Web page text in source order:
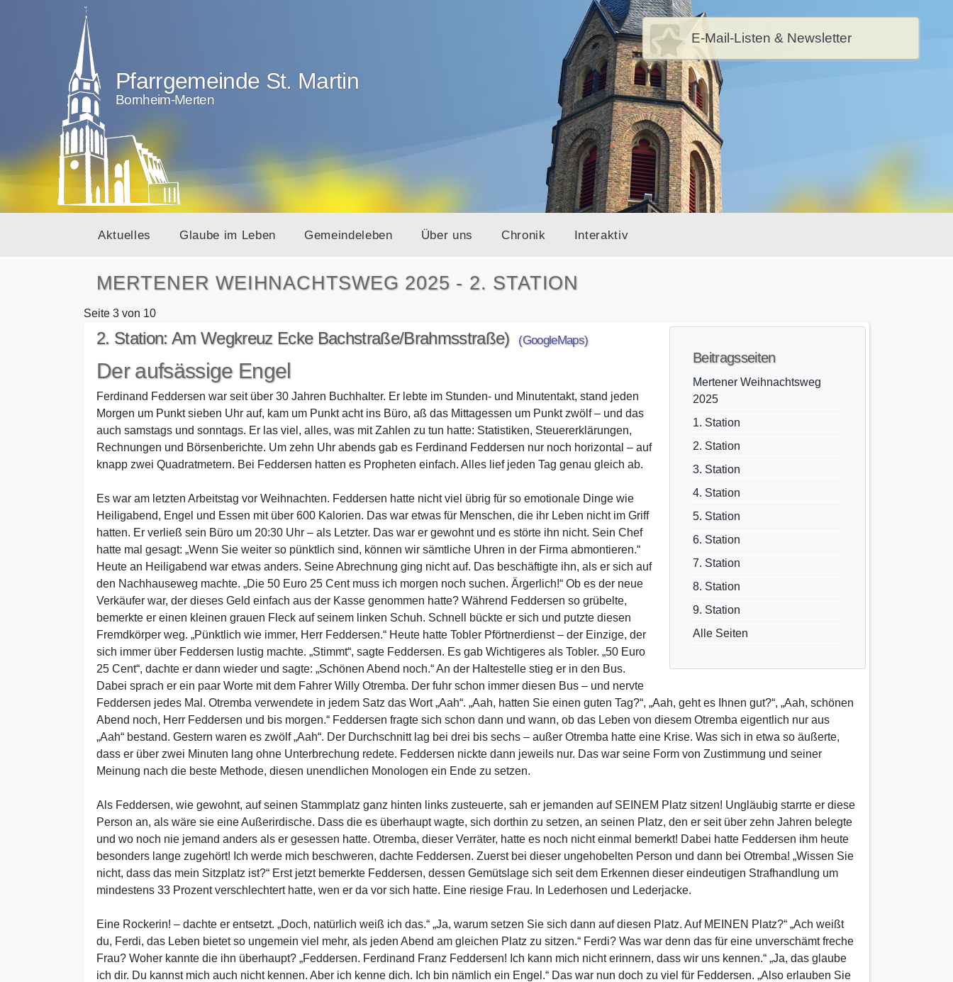
Pfarrgemeinde St. Martin
Bornheim-Merten
E-Mail-Listen & Newsletter
Aktuelles Glaube im Leben Gemeindeleben Über uns Chronik Interaktiv
MERTENER WEIHNACHTSWEG 2025 - 2. STATION
Beitragsseiten
Mertener Weihnachtsweg
2025
1. Station
2. Station
3. Station
4. Station
5. Station
6. Station
7. Station
8. Station
9. Station
Alle Seiten
Seite 3 von 10
2. Station: Am Wegkreuz Ecke Bachstraße/Brahmsstraße) (GoogleMaps)
Der aufsässige Engel
Ferdinand Feddersen war seit über 30 Jahren Buchhalter. Er lebte im Stunden- und Minutentakt, stand jeden
Morgen um Punkt sieben Uhr auf, kam um Punkt acht ins Büro, aß das Mittagessen um Punkt zwölf – und das
auch samstags und sonntags. Er las viel, alles, was mit Zahlen zu tun hatte: Statistiken, Steuererklärungen,
Rechnungen und Börsenberichte. Um zehn Uhr abends gab es Ferdinand Feddersen nur noch horizontal – auf
knapp zwei Quadratmetern. Bei Feddersen hatten es Propheten einfach. Alles lief jeden Tag genau gleich ab.
Es war am letzten Arbeitstag vor Weihnachten. Feddersen hatte nicht viel übrig für so emotionale Dinge wie
Heiligabend, Engel und Essen mit über 600 Kalorien. Das war etwas für Menschen, die ihr Leben nicht im Griff
hatten. Er verließ sein Büro um 20:30 Uhr – als Letzter. Das war er gewohnt und es störte ihn nicht. Sein Chef
hatte mal gesagt: „Wenn Sie weiter so pünktlich sind, können wir sämtliche Uhren in der Firma abmontieren.“
Heute an Heiligabend war etwas anders. Seine Abrechnung ging nicht auf. Das beschäftigte ihn, als er sich auf
den Nachhauseweg machte. „Die 50 Euro 25 Cent muss ich morgen noch suchen. Ärgerlich!“ Ob es der neue
Verkäufer war, der dieses Geld einfach aus der Kasse genommen hatte? Während Feddersen so grübelte,
bemerkte er einen kleinen grauen Fleck auf seinem linken Schuh. Schnell bückte er sich und putzte diesen
Fremdkörper weg. „Pünktlich wie immer, Herr Feddersen.“ Heute hatte Tobler Pförtnerdienst – der Einzige, der
sich immer über Feddersen lustig machte. „Stimmt“, sagte Feddersen. Es gab Wichtigeres als Tobler. „50 Euro
25 Cent“, dachte er dann wieder und sagte: „Schönen Abend noch.“ An der Haltestelle stieg er in den Bus.
Dabei sprach er ein paar Worte mit dem Fahrer Willy Otremba. Der fuhr schon immer diesen Bus – und nervte
Feddersen jedes Mal. Otremba verwendete in jedem Satz das Wort „Aah“. „Aah, hatten Sie einen guten Tag?“, „Aah, geht es Ihnen gut?“, „Aah, schönen
Abend noch, Herr Feddersen und bis morgen.“ Feddersen fragte sich schon dann und wann, ob das Leben von diesem Otremba eigentlich nur aus
„Aah“ bestand. Gestern waren es zwölf „Aah“. Der Durchschnitt lag bei drei bis sechs – außer Otremba hatte eine Krise. Was sich in etwa so äußerte,
dass er über zwei Minuten lang ohne Unterbrechung redete. Feddersen nickte dann jeweils nur. Das war seine Form von Zustimmung und seiner
Meinung nach die beste Methode, diesen unendlichen Monologen ein Ende zu setzen.
Als Feddersen, wie gewohnt, auf seinen Stammplatz ganz hinten links zusteuerte, sah er jemanden auf SEINEM Platz sitzen! Ungläubig starrte er diese
Person an, als wäre sie eine Außerirdische. Dass die es überhaupt wagte, sich dorthin zu setzen, an seinen Platz, den er seit über zehn Jahren belegte
und wo noch nie jemand anders als er gesessen hatte. Otremba, dieser Verräter, hatte es noch nicht einmal bemerkt! Dabei hatte Feddersen ihm heute
besonders lange zugehört! Ich werde mich beschweren, dachte Feddersen. Zuerst bei dieser ungehobelten Person und dann bei Otremba! „Wissen Sie
nicht, dass das mein Sitzplatz ist?“ Erst jetzt bemerkte Feddersen, dessen Gemütslage sich seit dem Erkennen dieser eindeutigen Strafhandlung um
mindestens 33 Prozent verschlechtert hatte, wen er da vor sich hatte. Eine riesige Frau. In Lederhosen und Lederjacke.
Eine Rockerin! – dachte er entsetzt. „Doch, natürlich weiß ich das.“ „Ja, warum setzen Sie sich dann auf diesen Platz. Auf MEINEN Platz?“ „Ach weißt
du, Ferdi, das Leben bietet so ungemein viel mehr, als jeden Abend am gleichen Platz zu sitzen.“ Ferdi? Was war denn das für eine unverschämt freche
Frau? Woher kannte die ihn überhaupt? „Feddersen. Ferdinand Franz Feddersen! Ich kann mich nicht erinnern, dass wir uns kennen.“ „Ja, das glaube
ich dir. Du kannst mich auch nicht kennen. Aber ich kenne dich. Ich bin nämlich ein Engel.“ Das war nun doch zu viel für Feddersen. „Also erlauben Sie